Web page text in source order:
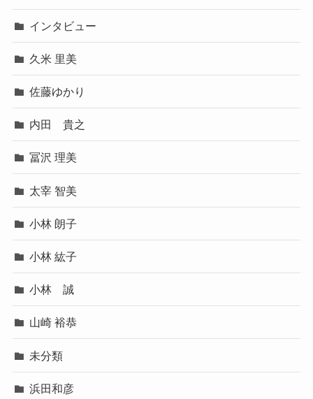
インタビュー
久米 里美
佐藤ゆかり
内田 貴之
冨沢 理美
太宰 智美
小林 朗子
小林 紘子
小林 誠
山崎 裕恭
未分類
浜田和彦